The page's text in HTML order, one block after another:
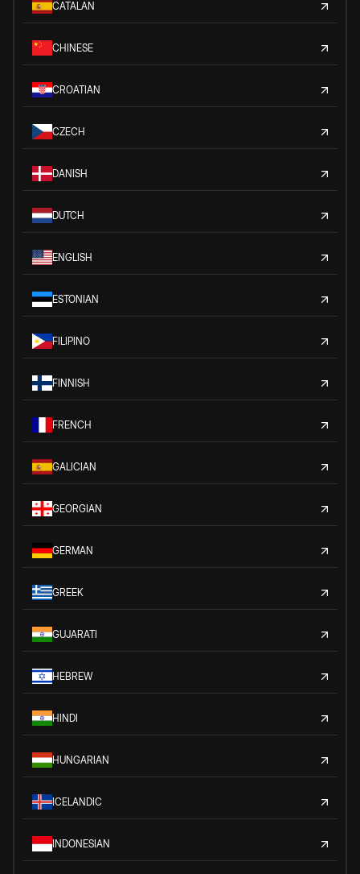
CATALAN
CHINESE
CROATIAN
CZECH
DANISH
DUTCH
ENGLISH
ESTONIAN
FILIPINO
FINNISH
FRENCH
GALICIAN
GEORGIAN
GERMAN
GREEK
GUJARATI
HEBREW
HINDI
HUNGARIAN
ICELANDIC
INDONESIAN